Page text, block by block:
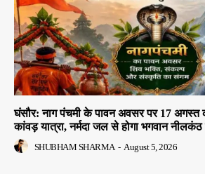
घंसौर: नाग पंचमी के पावन अवसर पर 17 अगस्त
कांवड़ यात्रा, नर्मदा जल से होगा भगवान
SHUBHAM SHARMA - August 5, 2026